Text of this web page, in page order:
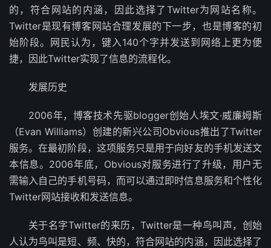
的，符合网站的内涵，因此选择了Twitter为网站名称。
Twitter是现有博客网站合理发展的下一步，也是博客的初
始阶段。网民认为，键入140个字并发送到网络上更为便
捷，因此Twitter实现了信息的流程化。
发展历史
2006年，博客技术先驱blogger创始人埃文·威廉姆斯
（Evan Williams）创建的新兴公司Obvious推出了Twitter
服务。在最初阶段，这项服务只是用于向好友的手机发送文
本信息。2006年底，Obvious对服务进行了升级，用户无
需输入自己的手机号码，而可以通过即时信息服务和个性化
Twitter网站接收和发送信息。
关于名字Twitter的来历，Twitter是一种鸟叫声，创始
人认为鸟叫是短、频、快的，符合网站的内涵，因此选择了